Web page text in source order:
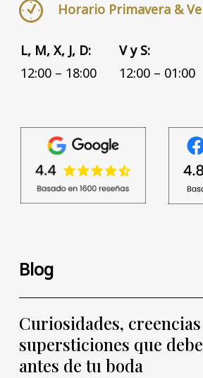
Horario Primavera &
L, M, X, J, D:
12:00 – 18:00
V y S:
12:00 – 01:00
Blog
Curiosidades,
supersticiones que
antes de tu boda